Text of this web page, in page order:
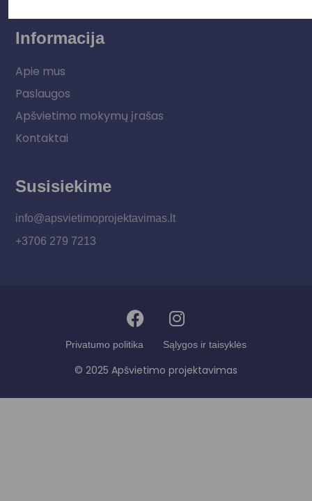
Informacija
Apie mus
Paslaugos
Apšvietimo mokymų įrašas
Kontaktai
Susisiekime
info@apsvietimoprojektavimas.lt
+3706 279 7213
Privatumo politika Sąlygos ir taisyklės
© 2025 Apšvietimo projektavimas